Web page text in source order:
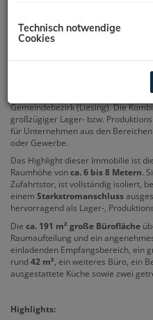
Zur Vermietung gelangt eine
Gewerbeeinheit mit einer
Gemeindebezirk (Liesing). Die
großzügiger Lager- bzw.
für Unternehmen aus den
oder Gewerbe.
Das Highlight dieser Immobilie ist die
Raumhöhe vonca. 6 bis 8 Metern.
Zufahrtstor, ist vollständig isoliert,
einem Starkstromanschluss
hervorragend als Lager-,
Die ca. 191 m² große Bürofläche
Raumaufteilung und ein
einladenden Empfangsbereich, ein
rund42 m², ein weiteres Büro, ein
ausgestattete Küche sowie zwei
Highlights:
Technisch notwendige
Cookies